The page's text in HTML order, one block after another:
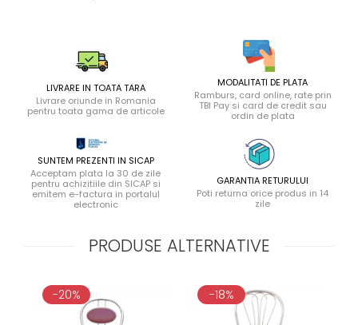
LIVRARE IN TOATA TARA
Livrare oriunde in Romania
pentru toata gama de articole
MODALITATI DE PLATA
Ramburs, card online, rate prin
TBI Pay si card de credit sau
ordin de plata
SUNTEM PREZENTI IN SICAP
Acceptam plata la 30 de zile
pentru achizitiile din SICAP si
emitem e-factura in portalul
electronic
GARANTIA RETURULUI
Poti returna orice produs in 14
zile
PRODUSE ALTERNATIVE
-20% -18%